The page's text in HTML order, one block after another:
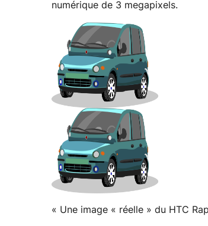
numérique de 3 megapixels.
« Une image « réelle » du HTC